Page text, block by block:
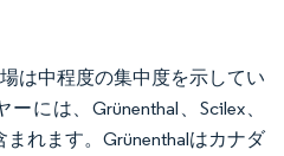
は中程度の集中度を示してい
には、Grünenthal、Scilex、
まれます。Grünenthalはカナダ